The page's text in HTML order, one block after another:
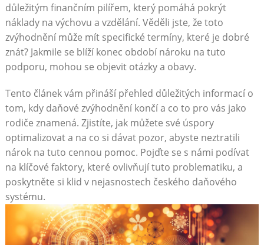
důležitým finančním pilířem, který pomáhá pokrýt
náklady na výchovu a vzdělání. Věděli jste, že toto
zvýhodnění může mít specifické termíny, které je dobré
znát? Jakmile se blíží konec období nároku na tuto
podporu, mohou se objevit otázky a obavy.
Tento článek vám přináší přehled důležitých informací o
tom, kdy daňové zvýhodnění končí a co to pro vás jako
rodiče znamená. Zjistíte, jak můžete své úspory
optimalizovat a na co si dávat pozor, abyste neztratili
nárok na tuto cennou pomoc. Pojďte se s námi podívat
na klíčové faktory, které ovlivňují tuto problematiku, a
poskytněte si klid v nejasnostech českého daňového
systému.